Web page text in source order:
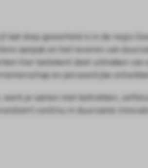
dat diep geworteld is in de regio
aanpak en het leveren van
hier betekent deel uitmaken van
en persoonlijke
je samen met betrokken,
continu in duurzame